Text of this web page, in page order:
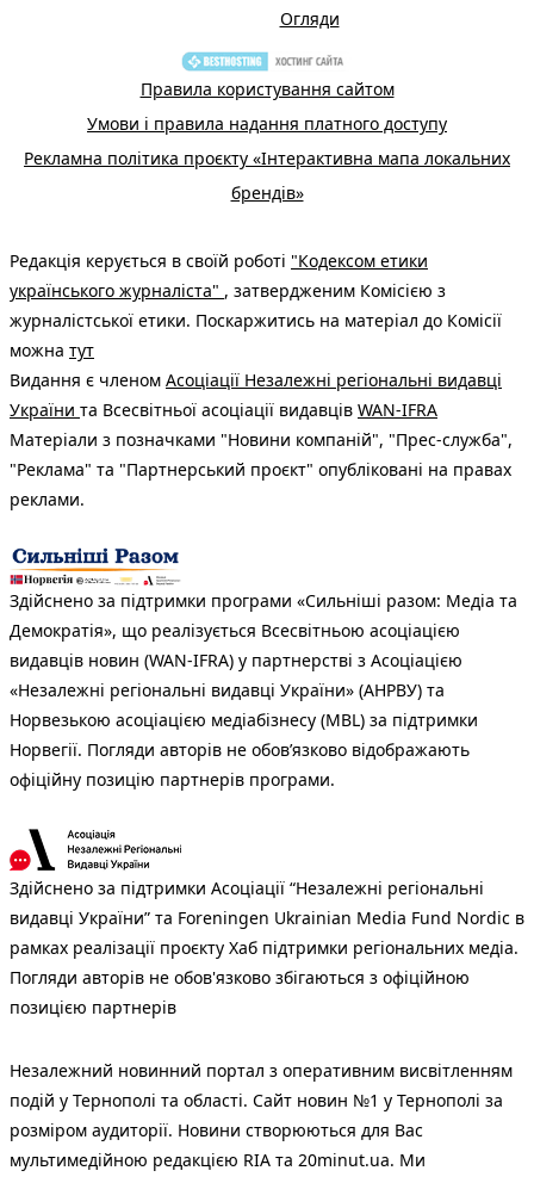
Огляди
Правила користування сайтом
Умови і правила надання платного доступу
Рекламна політика проєкту «Інтерактивна мапа локальних
брендів»
Редакція керується в своїй роботі "Кодексом етики
українського журналіста" , затвердженим Комісією з
журналістської етики. Поскаржитись на матеріал до Комісії
можна тут
Видання є членом Асоціації Незалежні регіональні видавці
України та Всесвітньої асоціації видавців WAN-IFRA
Матеріали з позначками "Новини компаній", "Прес-служба",
"Реклама" та "Партнерський проєкт" опубліковані на правах
реклами.
Здійснено за підтримки програми «Сильніші разом: Медіа та
Демократія», що реалізується Всесвітньою асоціацією
видавців новин (WAN-IFRA) у партнерстві з Асоціацією
«Незалежні регіональні видавці України» (АНРВУ) та
Норвезькою асоціацією медіабізнесу (MBL) за підтримки
Норвегії. Погляди авторів не обов’язково відображають
офіційну позицію партнерів програми.
Здійснено за підтримки Асоціації “Незалежні регіональні
видавці України” та Foreningen Ukrainian Media Fund Nordic в
рамках реалізації проєкту Хаб підтримки регіональних медіа.
Погляди авторів не обов'язково збігаються з офіційною
позицією партнерів
Незалежний новинний портал з оперативним висвітленням
подій у Тернополі та області. Сайт новин №1 у Тернополі за
розміром аудиторії. Новини створюються для Вас
мультимедійною редакцією RIA та 20minut.ua. Ми